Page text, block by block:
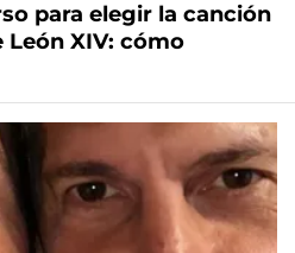
para elegir la canción
XIV: cómo